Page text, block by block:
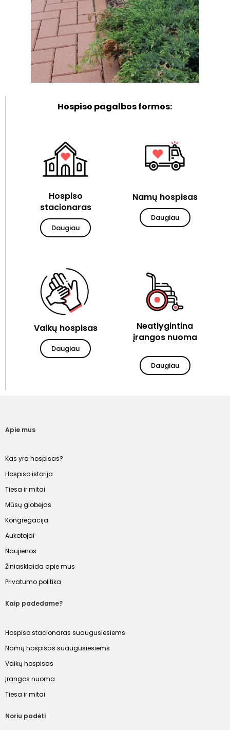
Hospiso pagalbos formos:
Hospiso
stacionaras
Daugiau
Namų hospisas
Daugiau
Vaikų hospisas
Daugiau
Neatlygintina
įrangos nuoma
Daugiau
Apie mus
Kas yra hospisas?
Hospiso istorija
Tiesa ir mitai
Mūsų globėjas
Kongregacija
Aukotojai
Naujienos
Žiniasklaida apie mus
Privatumo politika
Kaip padedame?
Hospiso stacionaras suaugusiesiems
Namų hospisas suaugusiesiems
Vaikų hospisas
Įrangos nuoma
Tiesa ir mitai
Noriu padėti